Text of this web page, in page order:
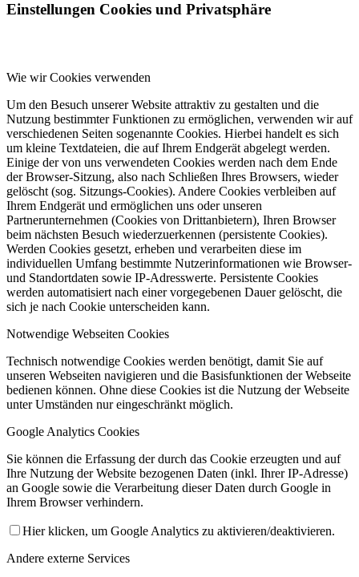
Bürgerbad Merzhausen
Sporthalle Merzhausen
Einstellungen Cookies und Privatsphäre
Wie wir Cookies verwenden
Um den Besuch unserer Website attraktiv zu gestalten und die
Nutzung bestimmter Funktionen zu ermöglichen, verwenden wir auf
verschiedenen Seiten sogenannte Cookies. Hierbei handelt es sich
um kleine Textdateien, die auf Ihrem Endgerät abgelegt werden.
Einige der von uns verwendeten Cookies werden nach dem Ende
der Browser-Sitzung, also nach Schließen Ihres Browsers, wieder
gelöscht (sog. Sitzungs-Cookies). Andere Cookies verbleiben auf
Ihrem Endgerät und ermöglichen uns oder unseren
Partnerunternehmen (Cookies von Drittanbietern), Ihren Browser
beim nächsten Besuch wiederzuerkennen (persistente Cookies).
Werden Cookies gesetzt, erheben und verarbeiten diese im
individuellen Umfang bestimmte Nutzerinformationen wie Browser-
und Standortdaten sowie IP-Adresswerte. Persistente Cookies
werden automatisiert nach einer vorgegebenen Dauer gelöscht, die
sich je nach Cookie unterscheiden kann.
Notwendige Webseiten Cookies
Technisch notwendige Cookies werden benötigt, damit Sie auf
unseren Webseiten navigieren und die Basisfunktionen der Webseite
bedienen können. Ohne diese Cookies ist die Nutzung der Webseite
unter Umständen nur eingeschränkt möglich.
Google Analytics Cookies
Sie können die Erfassung der durch das Cookie erzeugten und auf
Ihre Nutzung der Website bezogenen Daten (inkl. Ihrer IP-Adresse)
an Google sowie die Verarbeitung dieser Daten durch Google in
Ihrem Browser verhindern.
Hier klicken, um Google Analytics zu aktivieren/deaktivieren.
Andere externe Services